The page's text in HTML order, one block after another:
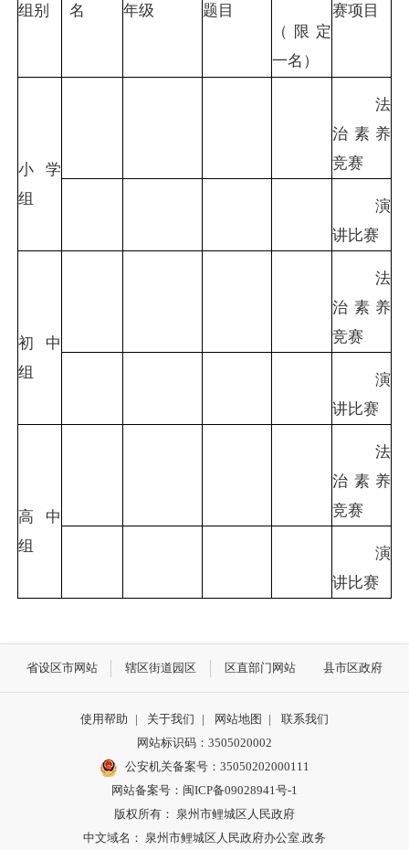
组别
名
年级
题目
（限定
一名）
赛项目
小学
组
法
治素养
竞赛
演
讲比赛
初中
组
法
治素养
竞赛
演
讲比赛
高中
组
法
治素养
竞赛
演
讲比赛
省设区市网站 辖区街道园区 区直部门网站 县市区政府
使用帮助 | 关于我们 | 网站地图 |
联系我们
网站标识码：3505020002
公安机关备案号：35050202000111
网站备案号：闽ICP备09028941号-1
版权所有： 泉州市鲤城区人民政府
中文域名： 泉州市鲤城区人民政府办公室.政务